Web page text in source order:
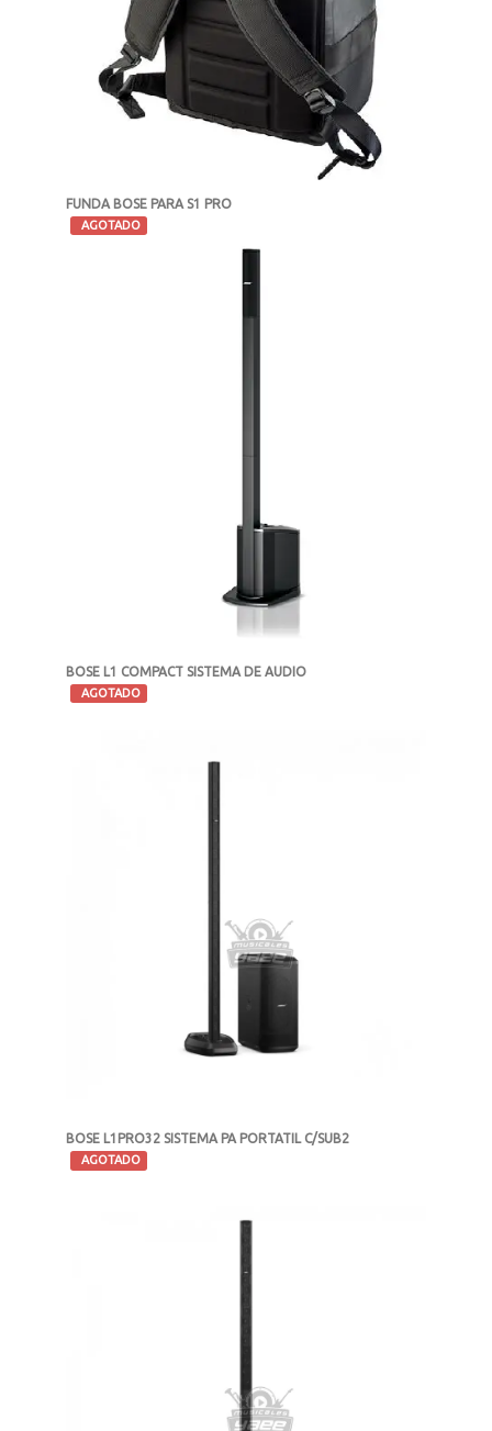
FUNDA BOSE PARA S1 PRO
AGOTADO
BOSE L1 COMPACT SISTEMA DE AUDIO
AGOTADO
BOSE L1PRO32 SISTEMA PA PORTATIL C/SUB2
AGOTADO